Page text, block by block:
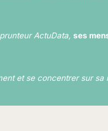
ActuData, ses
et se concentrer sur